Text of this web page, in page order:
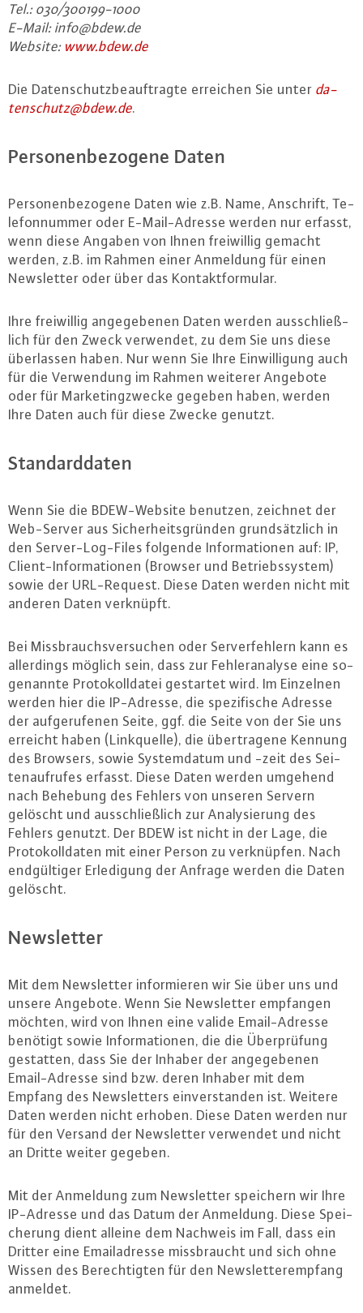
Tel.: 030/300199-1000
E-Mail: info@​bdew.​de
Website: www.​bdew.​de
Die Da­ten­schutz­be­auf­trag­te erreichen Sie unter da­
ten­schutz@​bdew.​de.
Per­so­nen­be­zo­ge­ne Daten
Per­so­nen­be­zo­ge­ne Daten wie z.B. Name, Anschrift, Te­
le­fon­num­mer oder E-Mail-Adres­se werden nur erfasst,
wenn diese Angaben von Ihnen frei­wil­lig gemacht
werden, z.B. im Rahmen einer Anmeldung für einen
News­let­ter oder über das Kon­takt­for­mu­lar.
Ihre frei­wil­lig an­ge­ge­be­nen Daten werden aus­schließ­
lich für den Zweck verwendet, zu dem Sie uns diese
über­las­sen haben. Nur wenn Sie Ihre Ein­wil­li­gung auch
für die Ver­wen­dung im Rahmen weiterer Angebote
oder für Mar­ke­ting­zwe­cke gegeben haben, werden
Ihre Daten auch für diese Zwecke genutzt.
Stan­dard­da­ten
Wenn Sie die BDEW-Web­site benutzen, zeichnet der
Web-Ser­ver aus Si­cher­heits­grün­den grund­sätz­lich in
den Ser­ver-Log-Files folgende In­for­ma­tio­nen auf: IP,
Cli­ent-In­for­ma­tio­nen (Browser und Be­triebs­sys­tem)
sowie der URL-Re­quest. Diese Daten werden nicht mit
anderen Daten verknüpft.
Bei Miss­brauchs­ver­su­chen oder Ser­ver­feh­lern kann es
al­ler­dings möglich sein, dass zur Feh­ler­ana­ly­se eine so­
ge­nann­te Pro­to­koll­da­tei gestartet wird. Im Einzelnen
werden hier die IP-Adres­se, die spe­zi­fi­sche Adresse
der auf­ge­ru­fe­nen Seite, ggf. die Seite von der Sie uns
erreicht haben (Lin­k­quel­le), die über­tra­ge­ne Kennung
des Browsers, sowie Sys­temd­atum und -zeit des Sei­
ten­auf­ru­fes erfasst. Diese Daten werden umgehend
nach Behebung des Fehlers von unseren Servern
gelöscht und aus­schließ­lich zur Ana­ly­sie­rung des
Fehlers genutzt. Der BDEW ist nicht in der Lage, die
Pro­to­koll­da­ten mit einer Person zu ver­knüp­fen. Nach
end­gül­ti­ger Er­le­di­gung der Anfrage werden die Daten
gelöscht.
News­let­ter
Mit dem News­let­ter in­for­mie­ren wir Sie über uns und
unsere Angebote. Wenn Sie News­let­ter empfangen
möchten, wird von Ihnen eine valide Email-Adres­se
benötigt sowie In­for­ma­tio­nen, die die Über­prü­fung
gestatten, dass Sie der Inhaber der an­ge­ge­be­nen
Email-Adres­se sind bzw. deren Inhaber mit dem
Empfang des News­let­ters ein­ver­stan­den ist. Weitere
Daten werden nicht erhoben. Diese Daten werden nur
für den Versand der News­let­ter verwendet und nicht
an Dritte weiter gegeben.
Mit der Anmeldung zum News­let­ter speichern wir Ihre
IP-Adres­se und das Datum der Anmeldung. Diese Spei­
che­rung dient alleine dem Nachweis im Fall, dass ein
Dritter eine Email­adres­se miss­braucht und sich ohne
Wissen des Be­rech­tig­ten für den News­let­ter­emp­fang
anmeldet.